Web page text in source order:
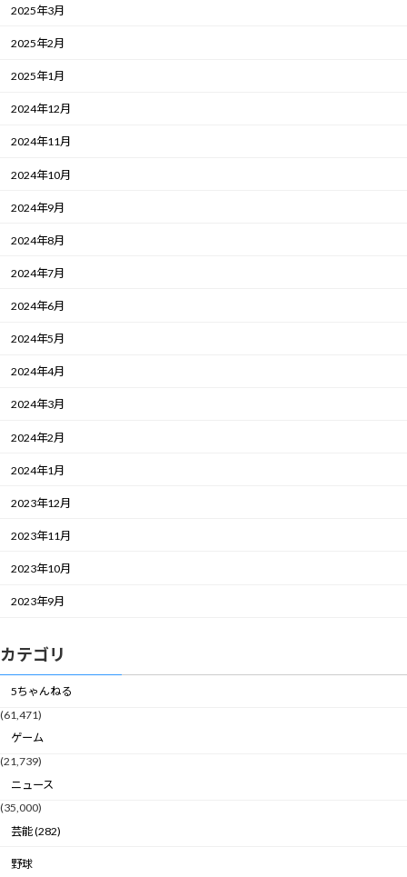
2025年3月
2025年2月
2025年1月
2024年12月
2024年11月
2024年10月
2024年9月
2024年8月
2024年7月
2024年6月
2024年5月
2024年4月
2024年3月
2024年2月
2024年1月
2023年12月
2023年11月
2023年10月
2023年9月
カテゴリ
5ちゃんねる
(61,471)
ゲーム
(21,739)
ニュース
(35,000)
芸能 (282)
野球